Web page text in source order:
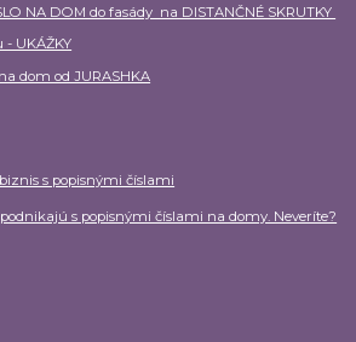
NA DOM do fasády na DISTANČNÉ SKRUTKY
- UKÁŽKY
dom od JURASHKA
s popisnými číslami
s popisnými číslami na domy. Neveríte?